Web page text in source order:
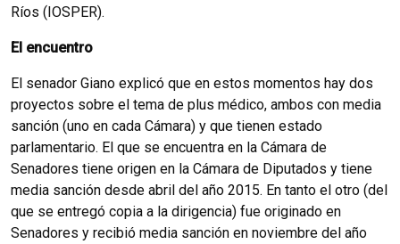
Ríos (IOSPER).
El encuentro
El senador Giano explicó que en estos momentos hay dos
proyectos sobre el tema de plus médico, ambos con media
sanción (uno en cada Cámara) y que tienen estado
parlamentario. El que se encuentra en la Cámara de
Senadores tiene origen en la Cámara de Diputados y tiene
media sanción desde abril del año 2015. En tanto el otro (del
que se entregó copia a la dirigencia) fue originado en
Senadores y recibió media sanción en noviembre del año